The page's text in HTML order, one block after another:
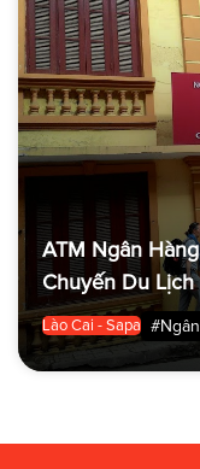
ATM Ngân
Chuyến Du Lịch
Lào Cai - Sapa